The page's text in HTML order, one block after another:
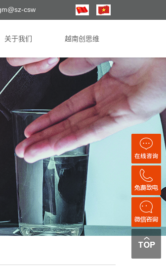
csw
关于我们 越南创思维